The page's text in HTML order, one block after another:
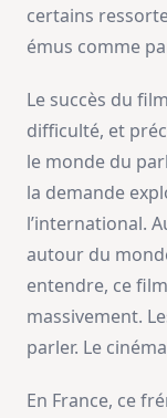
certains
émus comme
Le succès du
difficulté, et
le monde du
la demande
l’international.
autour du
entendre, ce
massivement.
parler. Le
En France, ce